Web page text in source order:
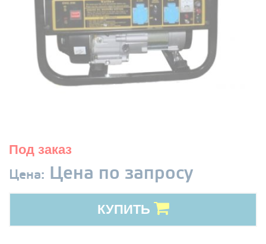
Под заказ
Цена: Цена по запросу
КУПИТЬ